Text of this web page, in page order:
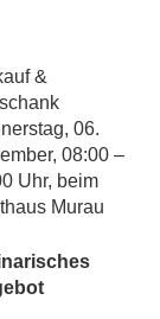
&
06.
08:00 –
Uhr, beim
Murau